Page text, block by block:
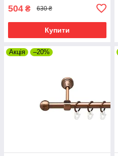
504 ₴ 630 ₴
Купити
Акція –20%